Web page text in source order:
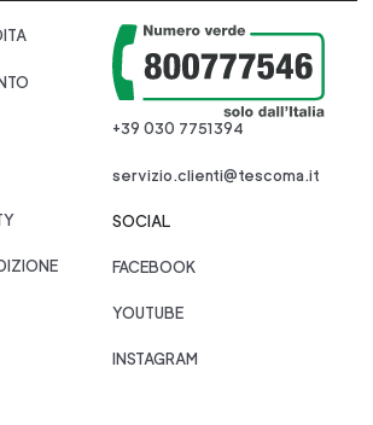
+39 030 7751394
servizio.clienti@tescoma.it
SOCIAL
FACEBOOK
YOUTUBE
INSTAGRAM